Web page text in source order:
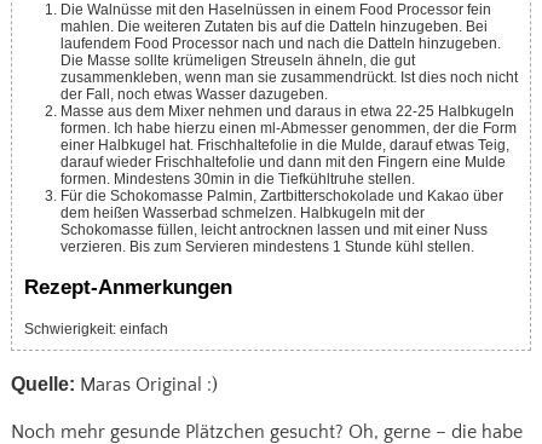
Die Walnüsse mit den Haselnüssen in einem Food Processor fein
mahlen. Die weiteren Zutaten bis auf die Datteln hinzugeben. Bei
laufendem Food Processor nach und nach die Datteln hinzugeben.
Die Masse sollte krümeligen Streuseln ähneln, die gut
zusammenkleben, wenn man sie zusammendrückt. Ist dies noch nicht
der Fall, noch etwas Wasser dazugeben.
Masse aus dem Mixer nehmen und daraus in etwa 22-25 Halbkugeln
formen. Ich habe hierzu einen ml-Abmesser genommen, der die Form
einer Halbkugel hat. Frischhaltefolie in die Mulde, darauf etwas Teig,
darauf wieder Frischhaltefolie und dann mit den Fingern eine Mulde
formen. Mindestens 30min in die Tiefkühltruhe stellen.
Für die Schokomasse Palmin, Zartbitterschokolade und Kakao über
dem heißen Wasserbad schmelzen. Halbkugeln mit der
Schokomasse füllen, leicht antrocknen lassen und mit einer Nuss
verzieren. Bis zum Servieren mindestens 1 Stunde kühl stellen.
Rezept-Anmerkungen
Schwierigkeit: einfach
Quelle: Maras Original :)
Noch mehr gesunde Plätzchen gesucht? Oh, gerne – die habe